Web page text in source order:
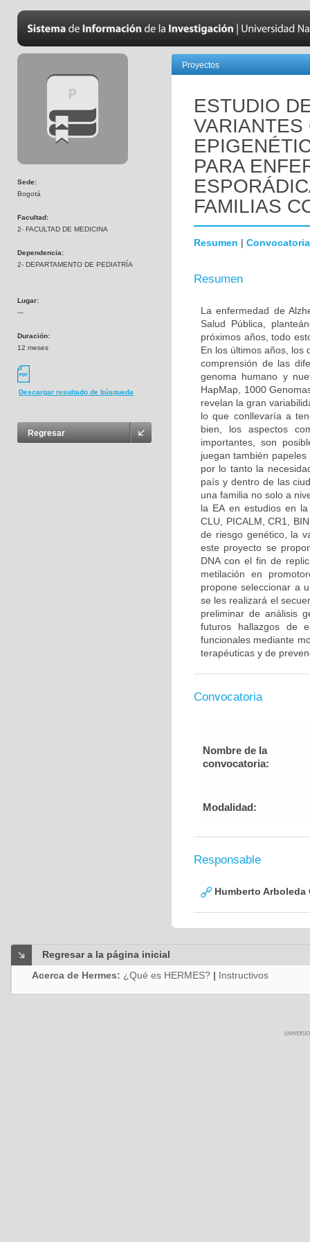
Sede:
Bogotá
Facultad:
2- FACULTAD DE MEDICINA
Dependencia:
2- DEPARTAMENTO DE PEDIATRÍA
Lugar:
---
Duración:
12 meses
Descargar resultado de búsqueda
Regresar
Proyectos
ESTUDIO
VARIANTES
PARA
FAMILIAS
Resumen | Convocatoria
Resumen
La enfermedad de
Salud Pública,
próximos años, todo
En los últimos años, los
comprensión de las
genoma humano y
HapMap, 1000
revelan la gran
lo que conllevaría a
bien, los aspectos
importantes, son
juegan también
por lo tanto la
país y dentro de las
una familia no solo a
la EA en estudios en
CLU, PICALM, CR1,
de riesgo genético, la
este proyecto se
DNA con el fin de
metilación en
propone seleccionar a
se les realizará el
preliminar de análisis
futuros hallazgos de
funcionales mediante
terapéuticas y de
Convocatoria
Nombre de la
convocatoria:
Modalidad:
Responsable
Humberto Arboleda
Regresar a la página inicial
Acerca de Hermes: ¿Qué es HERMES? | Instructivos